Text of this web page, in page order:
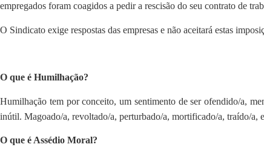
empregados foram coagidos a pedir a rescisão do seu contrato de
O Sindicato exige respostas das empresas e não aceitará estas
O que é Humilhação?
Humilhação tem por conceito, um sentimento de ser ofendido/a,
inútil. Magoado/a, revoltado/a, perturbado/a, mortificado/a, traído/a,
O que é Assédio Moral?